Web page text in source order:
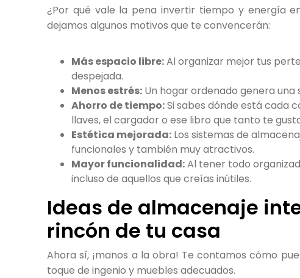
¿Por qué vale la pena invertir tiempo y energía
dejamos algunos motivos que te convencerán:
Más espacio libre:Al organizar mejor tus
despejada.
Menos estrés: Un hogar ordenado genera
Ahorro de tiempo:Si sabes dónde está cada
llaves, el cargador o ese libro que tanto te
Estética mejorada: Los sistemas de
funcionales y también muy atractivos.
Mayor funcionalidad:Al tener todo
incluso de aquellos que creías inútiles.
Ideas de almacenaje
rincón de tu casa
Ahora sí, ¡manos a la obra! Te contamos cómo
toque de ingenio y muebles adecuados.